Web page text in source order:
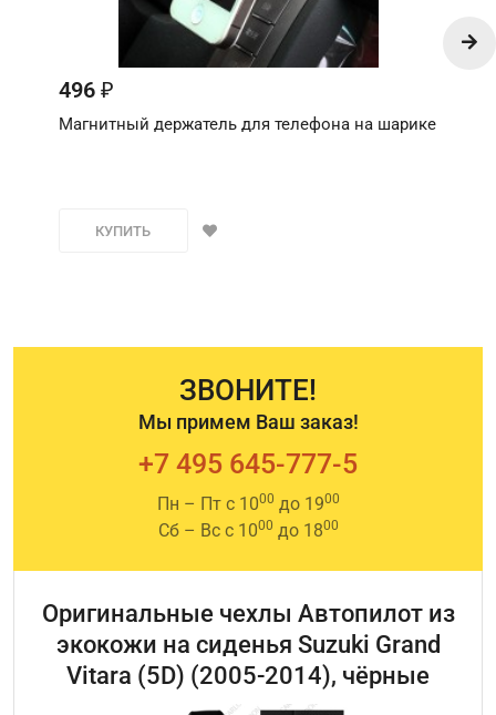
496 ₽
Магнитный держатель для телефона на шарике
КУПИТЬ
ЗВОНИТЕ!
Мы примем Ваш заказ!
+7 495 645-777-5
Пн – Пт с 1000 до 1900
Сб – Вс с 1000 до 1800
Оригинальные чехлы Автопилот из
экокожи на сиденья Suzuki Grand
Vitara (5D) (2005-2014), чёрные